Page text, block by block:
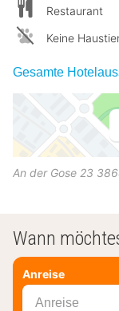
Restaurant
Keine
Gesamte
An der Gose 23
Wann
Anreise
Anreise